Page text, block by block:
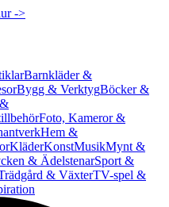
->
Barnkläder &
Bygg & VerktygBöcker &
Foto, Kameror &
Hem &
KläderKonstMusikMynt &
& ÄdelstenarSport &
& VäxterTV-spel &